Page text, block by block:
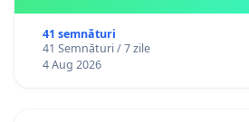
41 semnături
41 Semnături / 7 zile
4 Aug 2026